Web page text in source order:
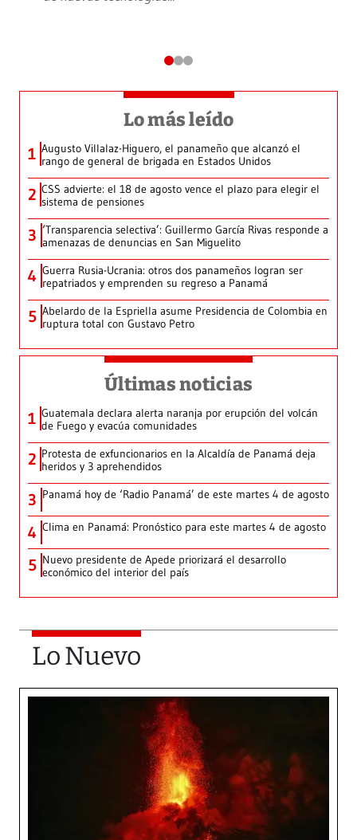
Lo más leído
1 Augusto Villalaz-Higuero, el panameño que alcanzó el
rango de general de brigada en Estados Unidos
2 CSS advierte: el 18 de agosto vence el plazo para elegir el
sistema de pensiones
3 ‘Transparencia selectiva’: Guillermo García Rivas responde a
amenazas de denuncias en San Miguelito
4 Guerra Rusia-Ucrania: otros dos panameños logran ser
repatriados y emprenden su regreso a Panamá
5 Abelardo de la Espriella asume Presidencia de Colombia en
ruptura total con Gustavo Petro
Últimas noticias
1 Guatemala declara alerta naranja por erupción del volcán
de Fuego y evacúa comunidades
2 Protesta de exfuncionarios en la Alcaldía de Panamá deja
heridos y 3 aprehendidos
3 Panamá hoy de ‘Radio Panamá’ de este martes 4 de agosto
4 Clima en Panamá: Pronóstico para este martes 4 de agosto
5 Nuevo presidente de Apede priorizará el desarrollo
económico del interior del país
Lo Nuevo